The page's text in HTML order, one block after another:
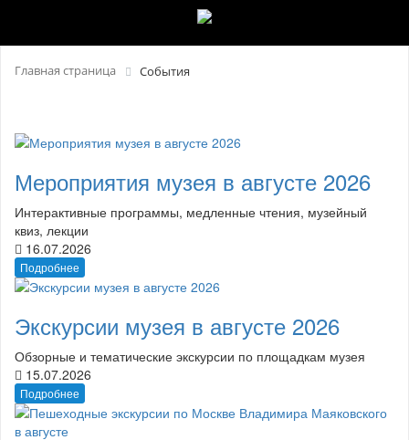
Главная страница События
Мероприятия музея в августе 2026
Интерактивные программы, медленные чтения, музейный
квиз, лекции
16.07.2026
Подробнее
Экскурсии музея в августе 2026
Обзорные и тематические экскурсии по площадкам музея
15.07.2026
Подробнее